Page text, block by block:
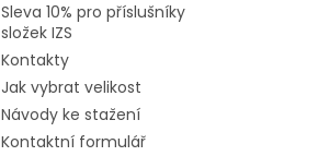
Sleva 10% pro příslušníky
složek IZS
Kontakty
Jak vybrat velikost
Návody ke stažení
Kontaktní formulář